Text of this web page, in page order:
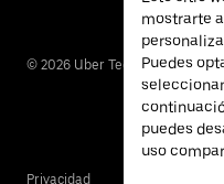
© 2026 Uber Technologies Inc.
Privacidad
mostrarte
Puedes
puedes
uso